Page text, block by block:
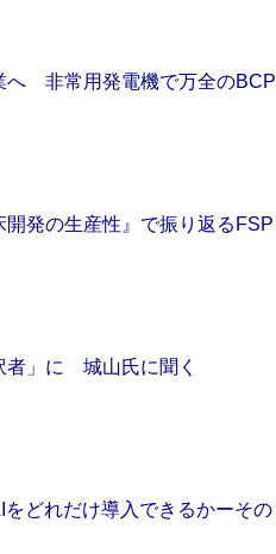
へ 非常用発電機で万全のBCP
開発の生産性』で振り返るFSP
者」に 城山氏に聞く
どれだけ導入できるかーその